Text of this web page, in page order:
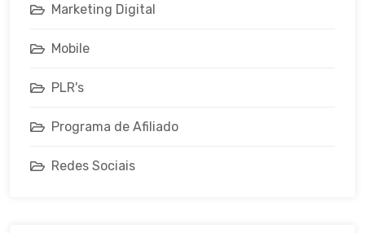
Marketing Digital
Mobile
PLR's
Programa de Afiliado
Redes Sociais